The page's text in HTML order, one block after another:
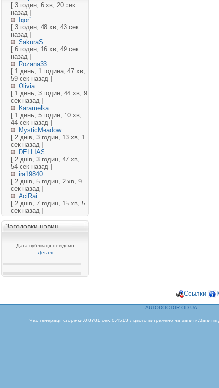
[ 3 годин, 6 хв, 20 сек
назад ]
Igor`
[ 3 годин, 48 хв, 43 сек
назад ]
SakuraS
[ 6 годин, 16 хв, 49 сек
назад ]
Rozana33
[ 1 день, 1 година, 47 хв,
59 сек назад ]
Olivia
[ 1 день, 3 годин, 44 хв, 9
сек назад ]
Karamelka
[ 1 день, 5 годин, 10 хв,
44 сек назад ]
MysticMeadow
[ 2 днів, 3 годин, 13 хв, 1
сек назад ]
DELLIAS
[ 2 днів, 3 годин, 47 хв,
54 сек назад ]
ira19840
[ 2 днів, 5 годин, 2 хв, 9
сек назад ]
AciRai
[ 2 днів, 7 годин, 15 хв, 5
сек назад ]
Заголовки новин
Дата публікації:невідомо
Деталі
Ссылки
AUTODOCTOR.OD.UA
Час генерації сторінки:0.8781 сек.,0.4513 з цього витрачено на